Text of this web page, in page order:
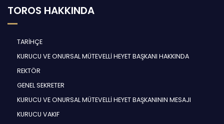
TOROS HAKKINDA
TARİHÇE
KURUCU VE ONURSAL MÜTEVELLİ HEYET BAŞKANI HAKKINDA
REKTÖR
GENEL SEKRETER
KURUCU VE ONURSAL MÜTEVELLİ HEYET BAŞKANININ MESAJI
KURUCU VAKIF